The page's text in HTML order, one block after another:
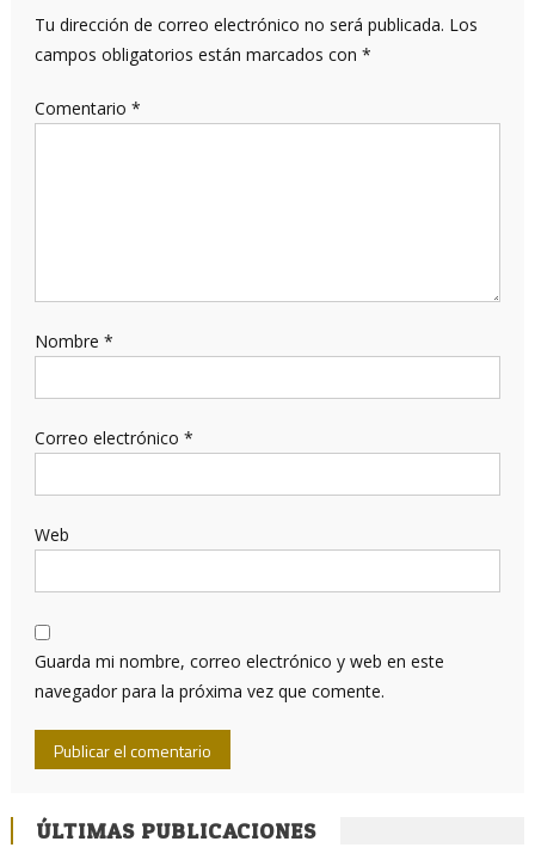
Tu dirección de correo electrónico no será publicada. Los
campos obligatorios están marcados con *
Comentario *
Nombre *
Correo electrónico *
Web
Guarda mi nombre, correo electrónico y web en este
navegador para la próxima vez que comente.
ÚLTIMAS PUBLICACIONES